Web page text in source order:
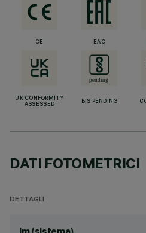
CE EAC
UK CONFORMITY
ASSESSED
BIS PENDING
DATI FOTOMETRICI
DETTAGLI